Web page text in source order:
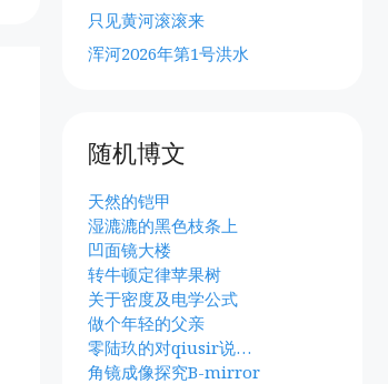
只见黄河滚滚来
浑河2026年第1号洪水
随机博文
天然的铠甲
湿漉漉的黑色枝条上
凹面镜大楼
转牛顿定律苹果树
关于密度及电学公式
做个年轻的父亲
零陆玖的对qiusir说…
角镜成像探究B-mirror